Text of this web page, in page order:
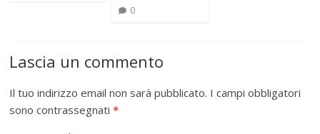
0
Lascia un commento
Il tuo indirizzo email non sarà pubblicato. I campi obbligatori
sono contrassegnati*